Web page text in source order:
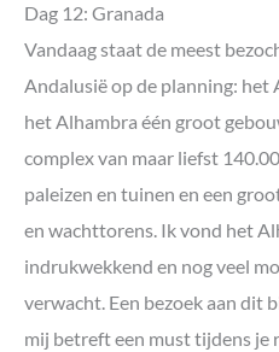
Dag 12: Granada
Vandaag staat de meest
Andalusië op de planning:
het Alhambra één groot
complex van maar liefst
paleizen en tuinen en een
en wachttorens. Ik vond het
indrukwekkend en nog veel
verwacht. Een bezoek aan dit
mij betreft een must tijdens je